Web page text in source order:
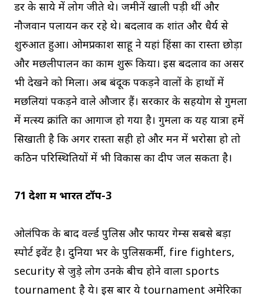
डर के साये में लोग जीते थे। जमीनें खाली पड़ी थीं और
नौजवान पलायन कर रहे थे। बदलाव की शांत और धैर्य से
शुरुआत हुआ। ओमप्रकाश साहू ने यहां हिंसा का रास्ता छोड़ा
और मछलीपालन का काम शुरू किया। इस बदलाव का असर
भी देखने को मिला। अब बंदूक पकड़ने वालों के हाथों में
मछलियां पकड़ने वाले औजार हैं। सरकार के सहयोग से गुमला
में मत्स्य क्रांति का आगाज हो गया है। गुमला की यह यात्रा हमें
सिखाती है कि अगर रास्ता सही हो और मन में भरोसा हो तो
कठिन परिस्थितियों में भी विकास का दीप जल सकता है।
71 देशों में भारत टॉप-3
ओलंपिक के बाद वर्ल्ड पुलिस और फायर गेम्स सबसे बड़ा
स्पोर्ट इवेंट है। दुनिया भर के पुलिसकर्मी, fire fighters,
security से जुड़े लोग उनके बीच होने वाला sports
tournament है ये। इस बार ये tournament अमेरिका